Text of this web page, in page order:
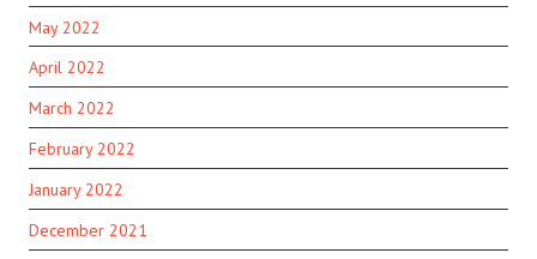
May 2022
April 2022
March 2022
February 2022
January 2022
December 2021